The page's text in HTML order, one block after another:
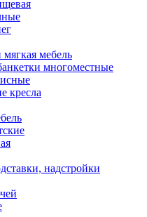
мягкая мебель
многоместные
кресла
надстройки